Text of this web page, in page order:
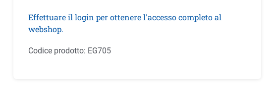
Effettuare il login per ottenere l'accesso completo al
webshop.
Codice prodotto: EG705